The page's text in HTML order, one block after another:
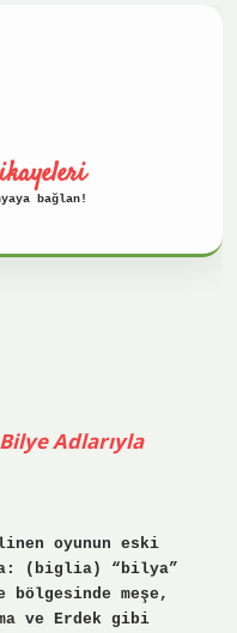
Politikası
bağlan!
Adlarıyla
oyunun eski
(biglia) “bilya”
meşe,
ve Erdek gibi